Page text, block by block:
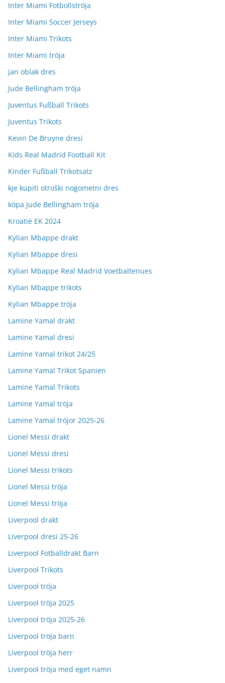
Inter Miami Fotbollströja
Inter Miami Soccer Jerseys
Inter Miami Trikots
Inter Miami tröja
jan oblak dres
Jude Bellingham tröja
Juventus Fußball Trikots
Juventus Trikots
Kevin De Bruyne dresi
Kids Real Madrid Football Kit
Kinder Fußball Trikotsatz
kje kupiti otroški nogometni dres
köpa Jude Bellingham tröja
Kroatië EK 2024
Kylian Mbappe drakt
Kylian Mbappe dresi
Kylian Mbappe Real Madrid Voetbaltenues
Kylian Mbappe trikots
Kylian Mbappe tröja
Lamine Yamal drakt
Lamine Yamal dresi
Lamine Yamal trikot 24/25
Lamine Yamal Trikot Spanien
Lamine Yamal Trikots
Lamine Yamal tröja
Lamine Yamal tröjor 2025-26
Lionel Messi drakt
Lionel Messi dresi
Lionel Messi trikots
Lionel Messi tröja
Lionel Messi tröja
Liverpool drakt
Liverpool dresi 25-26
Liverpool Fotballdrakt Barn
Liverpool Trikots
Liverpool tröja
Liverpool tröja 2025
Liverpool tröja 2025-26
Liverpool tröja barn
Liverpool tröja herr
Liverpool tröja med eget namn